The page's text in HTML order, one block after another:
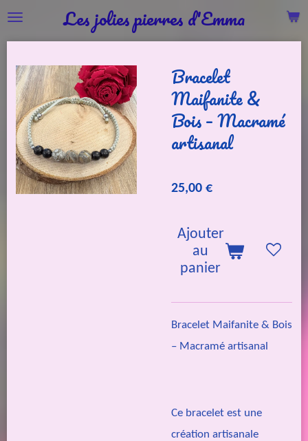
Passer
au
principal
Les jolies pierres d'Emma
Bracelet
Maifanite &
Bois – Macramé
artisanal
25,00 €
Ajouter
au
panier
Bracelet Maifanite & Bois
– Macramé artisanal
Ce bracelet est une
création artisanale